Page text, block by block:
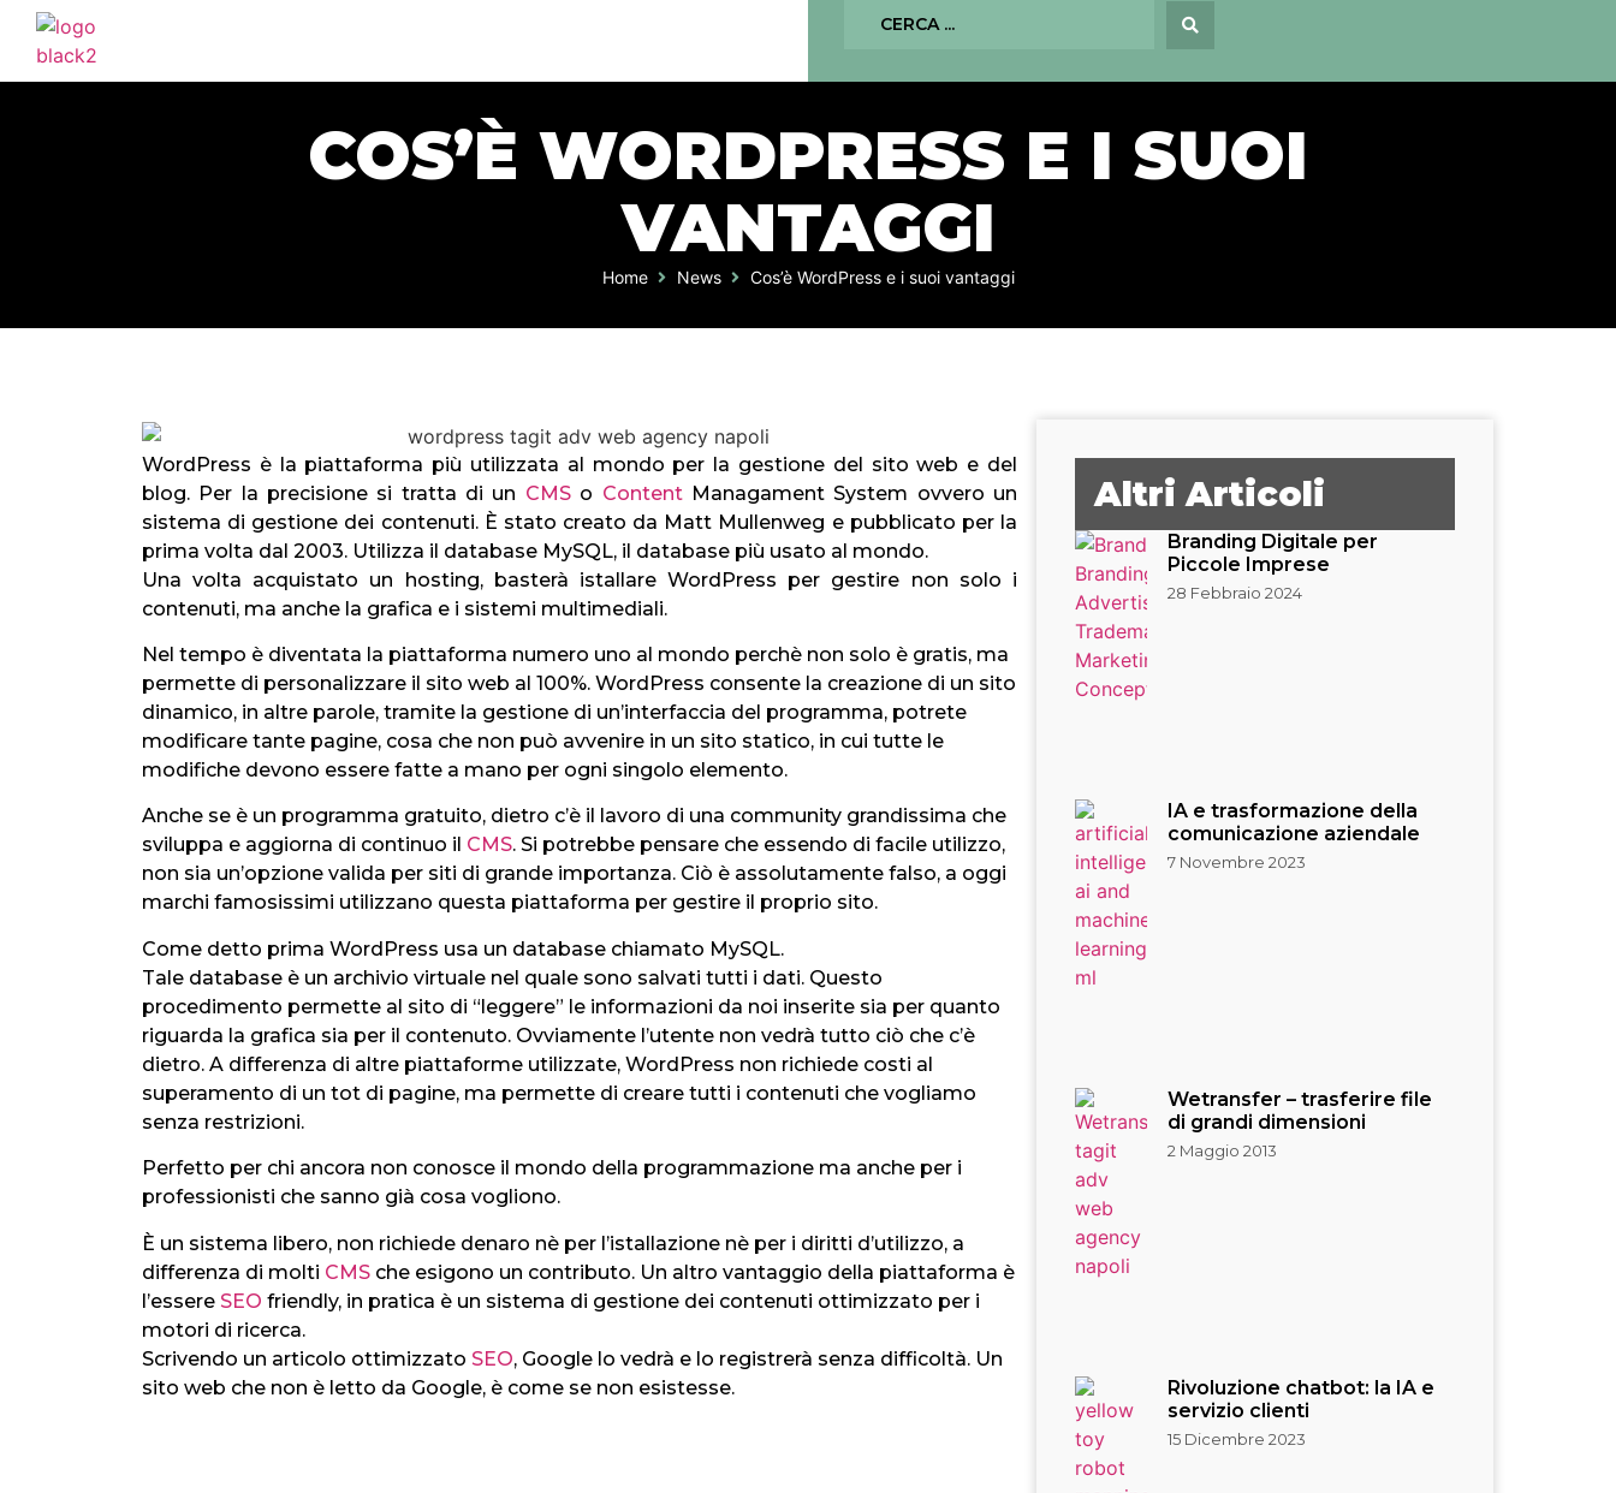
COS’È WORDPRESS E I SUOI
VANTAGGI
Home News Cos’è WordPress e i suoi vantaggi
WordPress è la piattaforma più utilizzata al mondo per la gestione del sito web e del
blog. Per la precisione si tratta di un CMSo ContentManagament System ovvero un
sistema di gestione dei contenuti. È stato creato da Matt Mullenweg e pubblicato per la
prima volta dal 2003. Utilizza il database MySQL, il database più usato al mondo.
Una volta acquistato un hosting, basterà istallare WordPress per gestire non solo i
contenuti, ma anche la grafica e i sistemi multimediali.
Nel tempo è diventata la piattaforma numero uno al mondo perchè non solo è gratis, ma
permette di personalizzare il sito web al 100%. WordPress consente la creazione di un sito
dinamico, in altre parole, tramite la gestione di un’interfaccia del programma, potrete
modificare tante pagine, cosa che non può avvenire in un sito statico, in cui tutte le
modifiche devono essere fatte a mano per ogni singolo elemento.
Anche se è un programma gratuito, dietro c’è il lavoro di una community grandissima che
sviluppa e aggiorna di continuo il CMS. Si potrebbe pensare che essendo di facile utilizzo,
non sia un’opzione valida per siti di grande importanza. Ciò è assolutamente falso, a oggi
marchi famosissimi utilizzano questa piattaforma per gestire il proprio sito.
Come detto prima WordPress usa un database chiamato MySQL.
Tale database è un archivio virtuale nel quale sono salvati tutti i dati. Questo
procedimento permette al sito di “leggere” le informazioni da noi inserite sia per quanto
riguarda la grafica sia per il contenuto. Ovviamente l’utente non vedrà tutto ciò che c’è
dietro. A differenza di altre piattaforme utilizzate, WordPress non richiede costi al
superamento di un tot di pagine, ma permette di creare tutti i contenuti che vogliamo
senza restrizioni.
Perfetto per chi ancora non conosce il mondo della programmazione ma anche per i
professionisti che sanno già cosa vogliono.
È un sistema libero, non richiede denaro nè per l’istallazione nè per i diritti d’utilizzo, a
differenza di molti CMS che esigono un contributo. Un altro vantaggio della piattaforma è
l’essere SEO friendly, in pratica è un sistema di gestione dei contenuti ottimizzato per i
motori di ricerca.
Scrivendo un articolo ottimizzato SEO, Google lo vedrà e lo registrerà senza difficoltà. Un
sito web che non è letto da Google, è come se non esistesse.
Altri Articoli
Branding Digitale per
Piccole Imprese
28 Febbraio 2024
IA e trasformazione della
comunicazione aziendale
7 Novembre 2023
Wetransfer – trasferire file
di grandi dimensioni
2 Maggio 2013
Rivoluzione chatbot: la IA e
servizio clienti
15 Dicembre 2023